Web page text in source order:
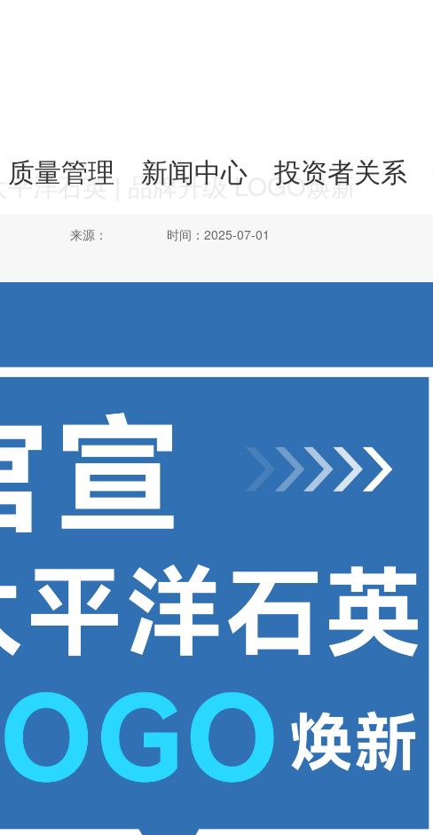
质量管理 新闻中心 投资者关系
太平洋石英 | 品牌升级 LOGO焕新
来源： 时间：2025-07-01